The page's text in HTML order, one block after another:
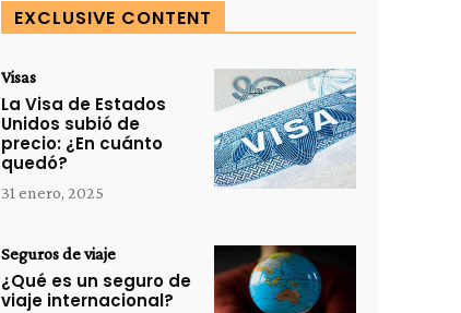
EXCLUSIVE CONTENT
Visas
La Visa de Estados
Unidos subió de
precio: ¿En cuánto
quedó?
31 enero, 2025
Seguros de viaje
¿Qué es un seguro de
viaje internacional?